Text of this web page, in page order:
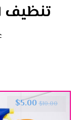
تنظيف
$10.00
$5.00